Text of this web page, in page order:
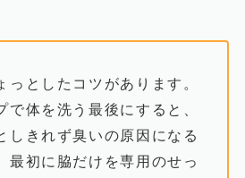
っとしたコツがあります。
で体を洗う最後にすると、
しきれず臭いの原因になる
最初に脇だけを専用のせっ